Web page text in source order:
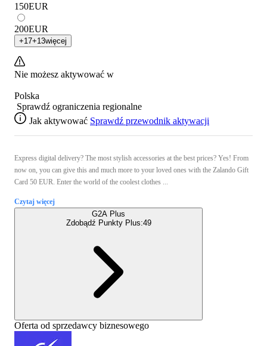
150EUR
200EUR
+17+13więcej
Nie możesz aktywować w
Polska
Sprawdź ograniczenia regionalne
Jak aktywować Sprawdź przewodnik aktywacji
Express digital delivery? The most stylish accessories at the best prices? Yes! From
now on, you can give this and much more to your loved ones with the Zalando Gift
Card 50 EUR. Enter the world of the coolest clothes ...
Czytaj więcej
G2A Plus
Zdobądź Punkty Plus:49
Oferta od sprzedawcy biznesowego